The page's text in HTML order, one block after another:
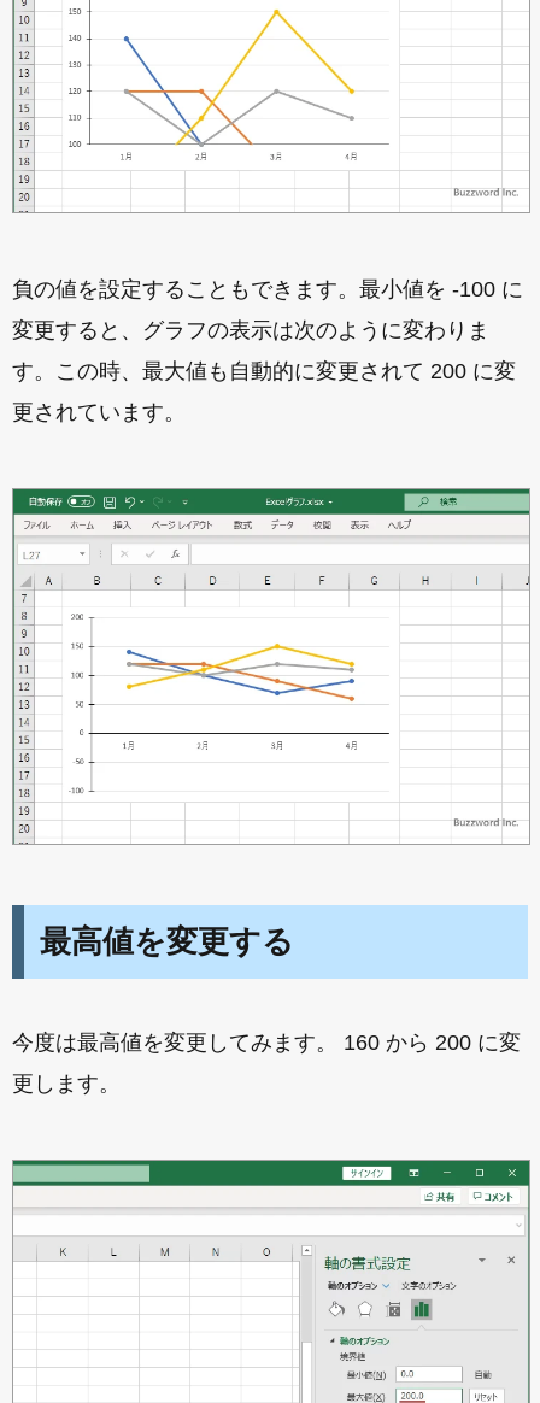
負の値を設定することもできます。最小値を -100 に
変更すると、グラフの表示は次のように変わりま
す。この時、最大値も自動的に変更されて 200 に変
更されています。
最高値を変更する
今度は最高値を変更してみます。 160 から 200 に変
更します。